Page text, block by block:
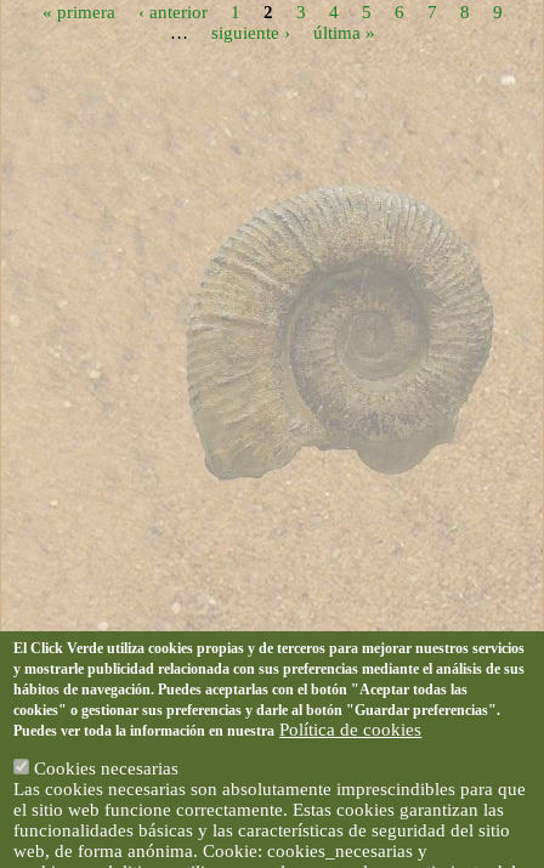
Páginas
« primera ‹ anterior 1 2 3 4 5 6 7 8
9
…
siguiente › última »
El Click Verde utiliza cookies propias y de terceros para mejorar nuestros servicios
y mostrarle publicidad relacionada con sus preferencias mediante el análisis de sus
hábitos de navegación. Puedes aceptarlas con el botón "Aceptar todas las
cookies" o gestionar sus preferencias y darle al botón "Guardar preferencias".
Puedes ver toda la información en nuestra Política de cookies
Cookies necesarias
Las cookies necesarias son absolutamente imprescindibles para que
el sitio web funcione correctamente. Estas cookies garantizan las
funcionalidades básicas y las características de seguridad del sitio
web, de forma anónima. Cookie: cookies_necesarias y